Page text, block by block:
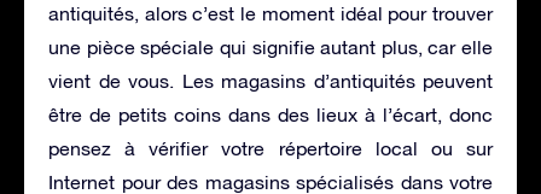
antiquités, alors c’est le moment idéal pour trouver
une pièce spéciale qui signifie autant plus, car elle
vient de vous. Les magasins d’antiquités peuvent
être de petits coins dans des lieux à l’écart, donc
pensez à vérifier votre répertoire local ou sur
Internet pour des magasins spécialisés dans votre